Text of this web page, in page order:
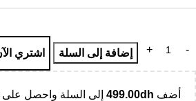
إضافة إلى السلة اشتري
أضف 499.00dh إلى السلة واحصل على